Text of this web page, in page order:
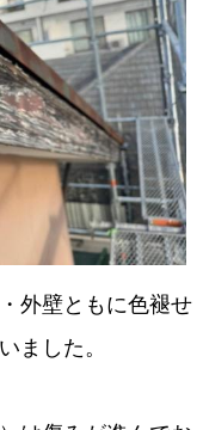
外壁ともに色褪せ
ました。